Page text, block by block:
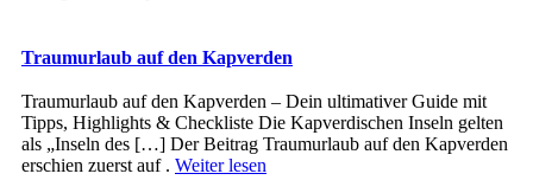
Traumurlaub auf den Kapverden
Traumurlaub auf den Kapverden – Dein ultimativer Guide mit
Tipps, Highlights & Checkliste Die Kapverdischen Inseln gelten
als „Inseln des […] Der Beitrag Traumurlaub auf den Kapverden
erschien zuerst auf . Weiter lesen